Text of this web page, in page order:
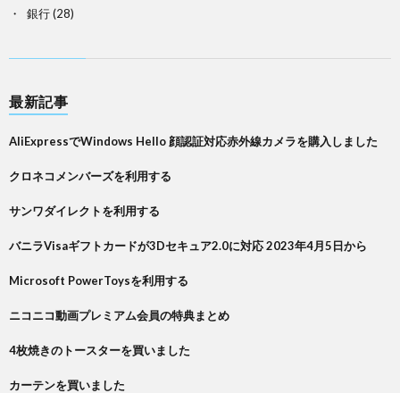
銀行(28)
最新記事
AliExpressでWindows Hello 顔認証対応赤外線カメラを購入しました
クロネコメンバーズを利用する
サンワダイレクトを利用する
バニラVisaギフトカードが3Dセキュア2.0に対応 2023年4月5日から
Microsoft PowerToysを利用する
ニコニコ動画プレミアム会員の特典まとめ
4枚焼きのトースターを買いました
カーテンを買いました